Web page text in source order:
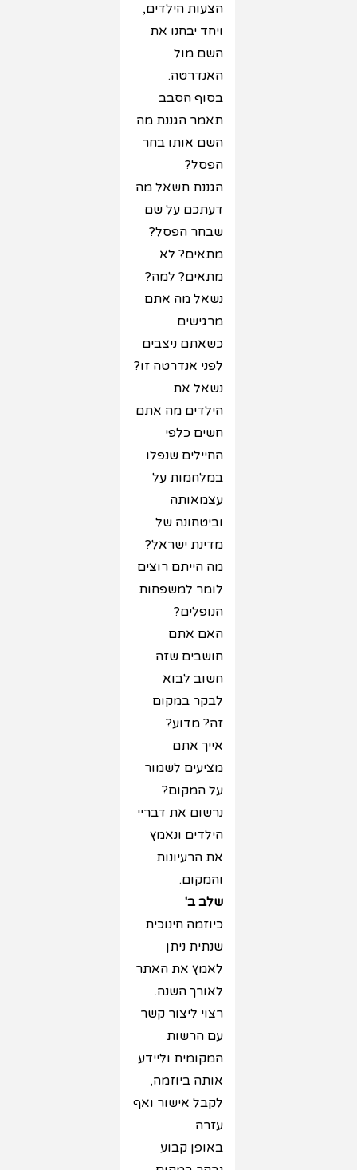
הצעות הילדים,
ויחד יבחנו את
השם מול
האנדרטה.
בסוף הסבב
תאמר הגננת מה
השם אותו בחר
הפסל?
הגננת תשאל מה
דעתכם על שם
שבחר הפסל?
מתאים? לא
מתאים? למה?
נשאל מה אתם
מרגישים
כשאתם ניצבים
לפני אנדרטה זו?
נשאל את
הילדים מה אתם
חשים כלפי
החיילים שנפלו
במלחמות על
עצמאותה
וביטחונה של
מדינת ישראל?
מה הייתם רוצים
לומר למשפחות
הנופלים?
האם אתם
חושבים שזה
חשוב לבוא
לבקר במקום
זה? מדוע?
אייך אתם
מציעים לשמור
על המקום?
נרשום את דבריי
הילדים ונאמץ
את הרעיונות
והמקום.
שלב ב'
כיוזמה חינוכית
שנתית ניתן
לאמץ את האתר
לאורך השנה.
רצוי ליצור קשר
עם הרשות
המקומית וליידע
אותה ביוזמה,
לקבל אישור ואף
עזרה.
באופן קבוע